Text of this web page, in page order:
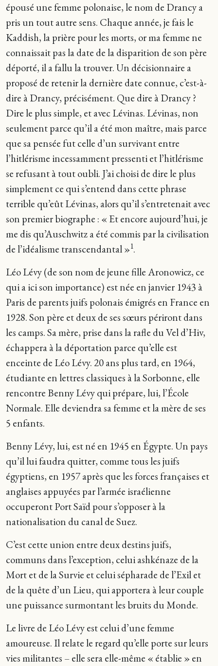
épousé une femme polonaise, le nom de Drancy a
pris un tout autre sens. Chaque année, je fais le
Kaddish, la prière pour les morts, or ma femme ne
connaissait pas la date de la disparition de son père
déporté, il a fallu la trouver. Un décisionnaire a
proposé de retenir la dernière date connue, c’est-à-
dire à Drancy, précisément. Que dire à Drancy ?
Dire le plus simple, et avec Lévinas. Lévinas, non
seulement parce qu’il a été mon maître, mais parce
que sa pensée fut celle d’un survivant entre
l’hitlérisme incessamment pressenti et l’hitlérisme
se refusant à tout oubli. J’ai choisi de dire le plus
simplement ce qui s’entend dans cette phrase
terrible qu’eût Lévinas, alors qu’il s’entretenait avec
son premier biographe : « Et encore aujourd’hui, je
me dis qu’Auschwitz a été commis par la civilisation
de l’idéalisme transcendantal »1.
Léo Lévy (de son nom de jeune fille Aronowicz, ce
qui a ici son importance) est née en janvier 1943 à
Paris de parents juifs polonais émigrés en France en
1928. Son père et deux de ses sœurs périront dans
les camps. Sa mère, prise dans la rafle du Vel d’Hiv,
échappera à la déportation parce qu’elle est
enceinte de Léo Lévy. 20 ans plus tard, en 1964,
étudiante en lettres classiques à la Sorbonne, elle
rencontre Benny Lévy qui prépare, lui, l’École
Normale. Elle deviendra sa femme et la mère de ses
5 enfants.
Benny Lévy, lui, est né en 1945 en Égypte. Un pays
qu’il lui faudra quitter, comme tous les juifs
égyptiens, en 1957 après que les forces françaises et
anglaises appuyées par l’armée israélienne
occuperont Port Saïd pour s’opposer à la
nationalisation du canal de Suez.
C’est cette union entre deux destins juifs,
communs dans l’exception, celui ashkénaze de la
Mort et de la Survie et celui sépharade de l’Exil et
de la quête d’un Lieu, qui apportera à leur couple
une puissance surmontant les bruits du Monde.
Le livre de Léo Lévy est celui d’une femme
amoureuse. Il relate le regard qu’elle porte sur leurs
vies militantes – elle sera elle-même « établie » en